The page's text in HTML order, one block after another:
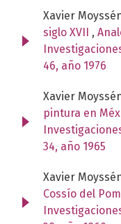
Xavier
siglo XVII ,
46, año 1976
Xavier
pintura en
34, año 1965
Xavier
Cossío del